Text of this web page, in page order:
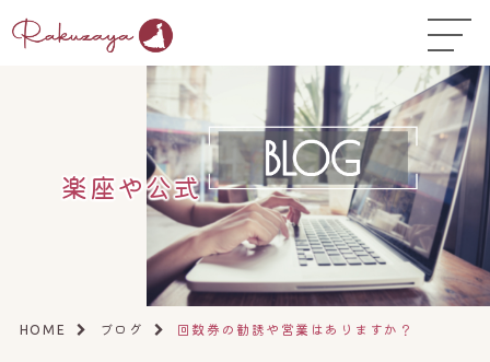
TOP
はじめての方へ
お悩み温活ガイド ▼
店舗一覧▼
オンラインストア▼
開業サポート▼
楽座や公式
HOME ブログ 回数券の勧誘や営業はありますか？